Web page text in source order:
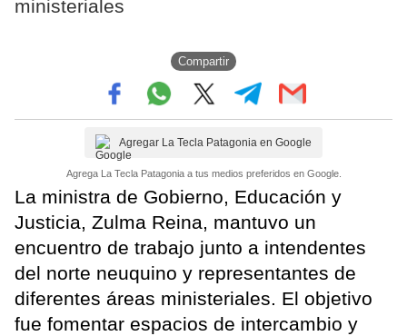
ministeriales
Compartir
Agregar La Tecla Patagonia en Google
Agrega La Tecla Patagonia a tus medios preferidos en Google.
La ministra de Gobierno, Educación y
Justicia, Zulma Reina, mantuvo un
encuentro de trabajo junto a intendentes
del norte neuquino y representantes de
diferentes áreas ministeriales. El objetivo
fue fomentar espacios de intercambio y